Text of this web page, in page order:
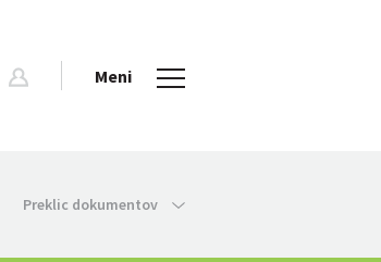
Meni
Preklic dokumentov